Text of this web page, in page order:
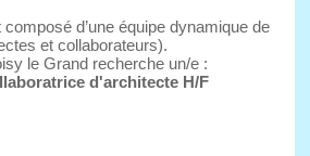
d’une équipe dynamique de
et collaborateurs).
le Grand recherche un/e :
d'architecte H/F